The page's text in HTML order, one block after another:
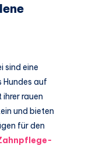
sind eine
Hundes auf
ihrer rauen
und bieten
für den